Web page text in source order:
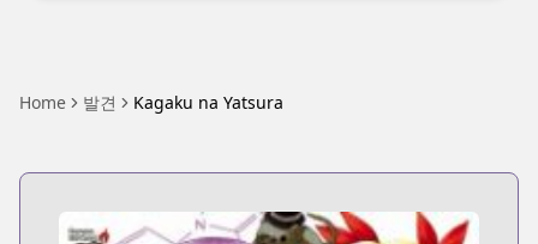
Home 발견 Kagaku na Yatsura